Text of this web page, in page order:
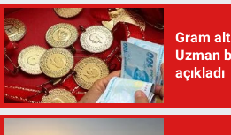
Gram
Uzman
açıkladı